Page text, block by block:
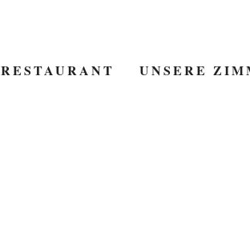
RESTAURANT UNSERE